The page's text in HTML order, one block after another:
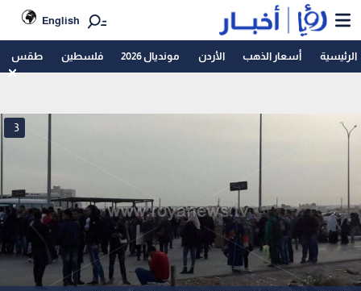
English
الرئيسية أسعار الذهب الأردن مونديال 2026 فلسطين طقس
3